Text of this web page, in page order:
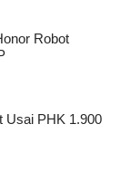
Robot
Usai PHK 1.900